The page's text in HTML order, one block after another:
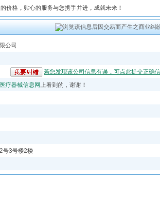
格，贴心的服务与您携手并进，成就未来！
浏览该信息后因交易而产生之商业纠
公司
若您发现该公司信息有误，可点此提交正确信
医疗器械信息网上看到的，谢谢！
号3号楼2楼